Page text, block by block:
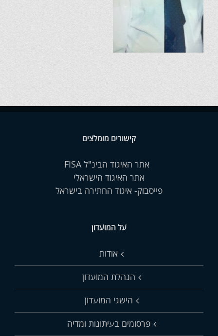
קישורים מומלצים
אתר האיגוד הבינ"ל FISA
אתר האיגוד הישראלי
פייסבוק- איגוד החתירה בישראל
על המועדון
אודות
הנהלת המועדון
הישגי המועדון
פרסומים בעיתונות ומדיה